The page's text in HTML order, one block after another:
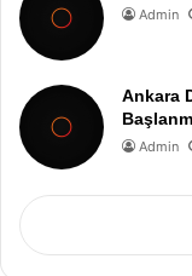
Admin
Ankara
Admin